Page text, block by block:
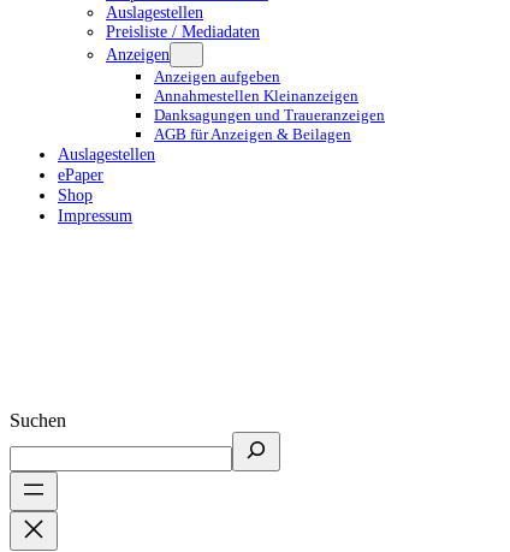
Auslagestellen
Preisliste / Mediadaten
Anzeigen
Anzeigen aufgeben
Annahmestellen Kleinanzeigen
Danksagungen und Traueranzeigen
AGB für Anzeigen & Beilagen
Auslagestellen
ePaper
Shop
Impressum
Suchen